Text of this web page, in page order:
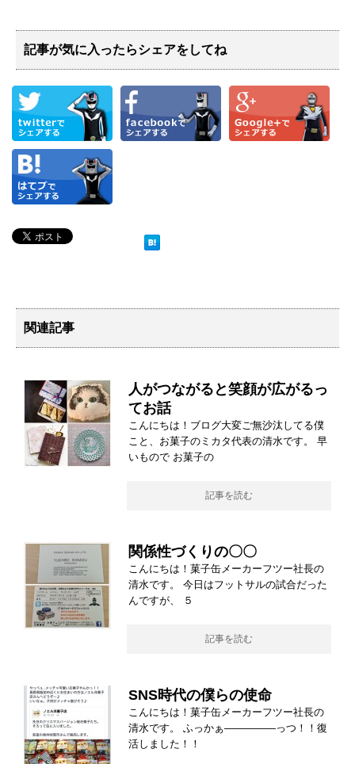
記事が気に入ったらシェアをしてね
関連記事
人がつながると笑顔が広がるっ
てお話
こんにちは！ブログ大変ご無沙汰してる僕
こと、お菓子のミカタ代表の清水です。 早
いもので お菓子の
記事を読む
関係性づくりの〇〇
こんにちは！菓子缶メーカーフツー社長の
清水です。 今日はフットサルの試合だった
んですが、 ５
記事を読む
SNS時代の僕らの使命
こんにちは！菓子缶メーカーフツー社長の
清水です。 ふっかぁ―――――っつ！！復
活しました！！